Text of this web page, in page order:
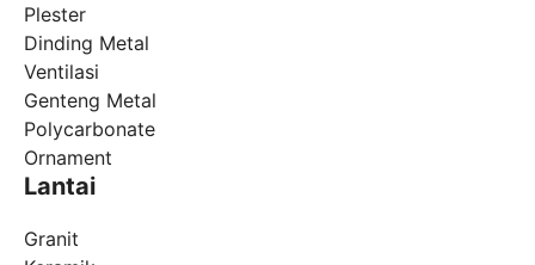
Plester
Dinding Metal
Ventilasi
Genteng Metal
Polycarbonate
Ornament
Lantai
Granit